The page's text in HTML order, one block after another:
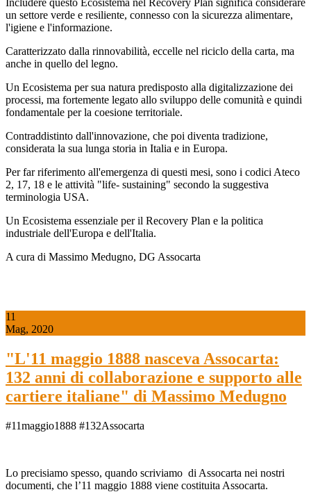
Includere questo Ecosistema nel Recovery Plan significa considerare
un settore verde e resiliente, connesso con la sicurezza alimentare,
l'igiene e l'informazione.
Caratterizzato dalla rinnovabilità, eccelle nel riciclo della carta, ma
anche in quello del legno.
Un Ecosistema per sua natura predisposto alla digitalizzazione dei
processi, ma fortemente legato allo sviluppo delle comunità e quindi
fondamentale per la coesione territoriale.
Contraddistinto dall'innovazione, che poi diventa tradizione,
considerata la sua lunga storia in Italia e in Europa.
Per far riferimento all'emergenza di questi mesi, sono i codici Ateco
2, 17, 18 e le attività "life- sustaining" secondo la suggestiva
terminologia USA.
Un Ecosistema essenziale per il Recovery Plan e la politica
industriale dell'Europa e dell'Italia.
A cura di Massimo Medugno, DG Assocarta
11
Mag, 2020
"L'11 maggio 1888 nasceva Assocarta:
132 anni di collaborazione e supporto alle
cartiere italiane" di Massimo Medugno
#11maggio1888 #132Assocarta
Lo precisiamo spesso, quando scriviamo di Assocarta nei nostri
documenti, che l’11 maggio 1888 viene costituita Assocarta.